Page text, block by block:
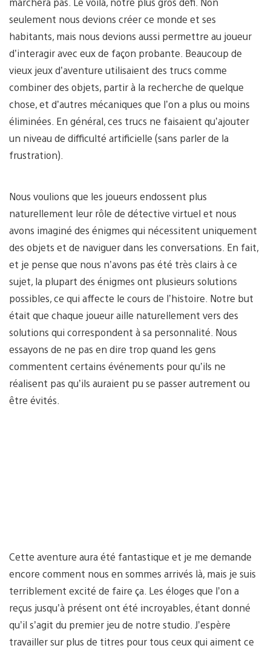
seulement nous devions créer ce monde et ses
habitants, mais nous devions aussi permettre au joueur
d’interagir avec eux de façon probante. Beaucoup de
vieux jeux d’aventure utilisaient des trucs comme
combiner des objets, partir à la recherche de quelque
chose, et d’autres mécaniques que l’on a plus ou moins
éliminées. En général, ces trucs ne faisaient qu’ajouter
un niveau de difficulté artificielle (sans parler de la
frustration).
Nous voulions que les joueurs endossent plus
naturellement leur rôle de détective virtuel et nous
avons imaginé des énigmes qui nécessitent uniquement
des objets et de naviguer dans les conversations. En fait,
et je pense que nous n’avons pas été très clairs à ce
sujet, la plupart des énigmes ont plusieurs solutions
possibles, ce qui affecte le cours de l’histoire. Notre but
était que chaque joueur aille naturellement vers des
solutions qui correspondent à sa personnalité. Nous
essayons de ne pas en dire trop quand les gens
commentent certains événements pour qu’ils ne
réalisent pas qu’ils auraient pu se passer autrement ou
être évités.
Cette aventure aura été fantastique et je me demande
encore comment nous en sommes arrivés là, mais je suis
terriblement excité de faire ça. Les éloges que l’on a
reçus jusqu’à présent ont été incroyables, étant donné
qu’il s’agit du premier jeu de notre studio. J’espère
travailler sur plus de titres pour tous ceux qui aiment ce